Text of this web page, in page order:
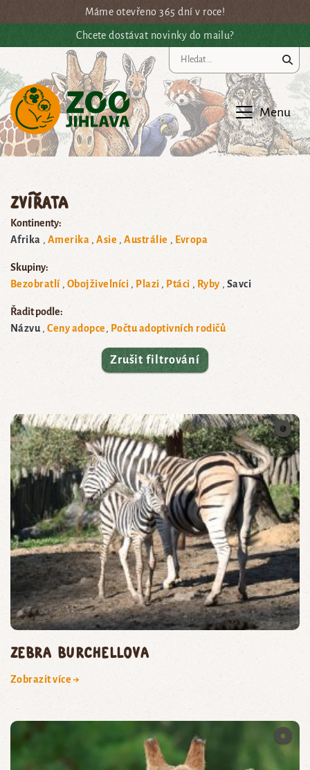
Přejít na hlavní obsahMáme otevřeno 365 dní v roce!
Chcete dostávat novinky do mailu?
Menu
Zvířata
Kontinenty:
Afrika
Amerika Asie Austrálie Evropa
Skupiny:
Bezobratlí
Obojživelníci Plazi Ptáci Ryby Savci
Řadit podle:
Názvu
Ceny adopce Počtu adoptivních rodičů
Zrušit filtrování
zebra Burchellova
Zobrazit více →